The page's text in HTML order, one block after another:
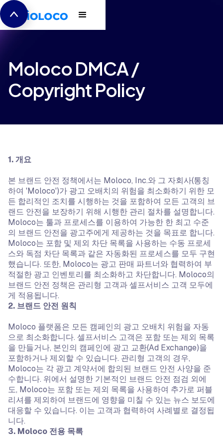
Moloco DMCA /
Copyright Policy
1. 개요
본 브랜드 안전 정책에서는 Moloco, Inc.와 그 자회사(통칭
하여 'Moloco')가 광고 오배치의 위험을 최소화하기 위한 모
든 합리적인 조치를 시행하는 것을 포함하여 모든 고객의 브
랜드 안전을 보장하기 위해 시행한 관리 절차를 설명합니다.
Moloco는 툴과 프로세스를 이용하여 가능한 한 최고 수준
의 브랜드 안전을 광고주에게 제공하는 것을 목표로 합니다.
Moloco는 포함 및 제외 차단 목록을 사용하는 수동 프로세
스와 독점 차단 목록과 같은 자동화된 프로세스를 모두 구현
했습니다. 또한, Moloco는 광고 판매 파트너와 협력하여 부
적절한 광고 인벤토리를 최소화하고 차단합니다. Moloco의
브랜드 안전 정책은 관리형 고객과 셀프서비스 고객 모두에
게 적용됩니다.
2. 브랜드 안전 원칙
Moloco 플랫폼은 모든 캠페인의 광고 오배치 위험을 자동
으로 최소화합니다. 셀프서비스 고객은 포함 또는 제외 목록
을 만들거나, 본인의 캠페인에 광고 교환(Ad Exchange)을
포함하거나 제외할 수 있습니다. 관리형 고객의 경우,
Moloco는 각 광고 계약서에 합의된 브랜드 안전 사양을 준
수합니다. 위에서 설명한 기본적인 브랜드 안전 점검 외에
도, Moloco는 포함 또는 제외 목록을 사용하여 추가로 퍼블
리셔를 제외하여 브랜드에 영향을 미칠 수 있는 뉴스 보도에
대응할 수 있습니다. 이는 고객과 협력하여 사례별로 결정됩
니다.
3. Moloco 전용 목록